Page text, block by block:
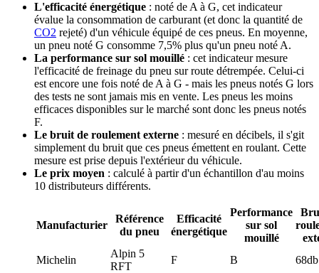
L'efficacité énergétique : noté de A à G, cet indicateur
évalue la consommation de carburant (et donc la quantité de
CO2 rejeté) d'un véhicule équipé de ces pneus. En moyenne,
un pneu noté G consomme 7,5% plus qu'un pneu noté A.
La performance sur sol mouillé : cet indicateur mesure
l'efficacité de freinage du pneu sur route détrempée. Celui-ci
est encore une fois noté de A à G - mais les pneus notés G lors
des tests ne sont jamais mis en vente. Les pneus les moins
efficaces disponibles sur le marché sont donc les pneus notés
F.
Le bruit de roulement externe : mesuré en décibels, il s'git
simplement du bruit que ces pneus émettent en roulant. Cette
mesure est prise depuis l'extérieur du véhicule.
Le prix moyen : calculé à partir d'un échantillon d'au moins
10 distributeurs différents.
Manufacturier
Référence
du pneu
Efficacité
énergétique
Performance
sur sol
mouillé
Michelin
Alpin 5
RFT
F B 68db